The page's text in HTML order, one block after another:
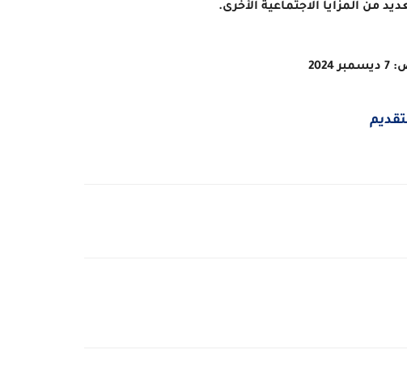
من المزايا الاجتماعية الأخرى.